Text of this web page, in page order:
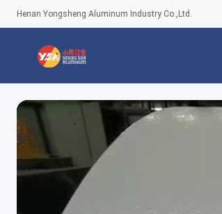
Henan Yongsheng Aluminum Industry Co.,Ltd.